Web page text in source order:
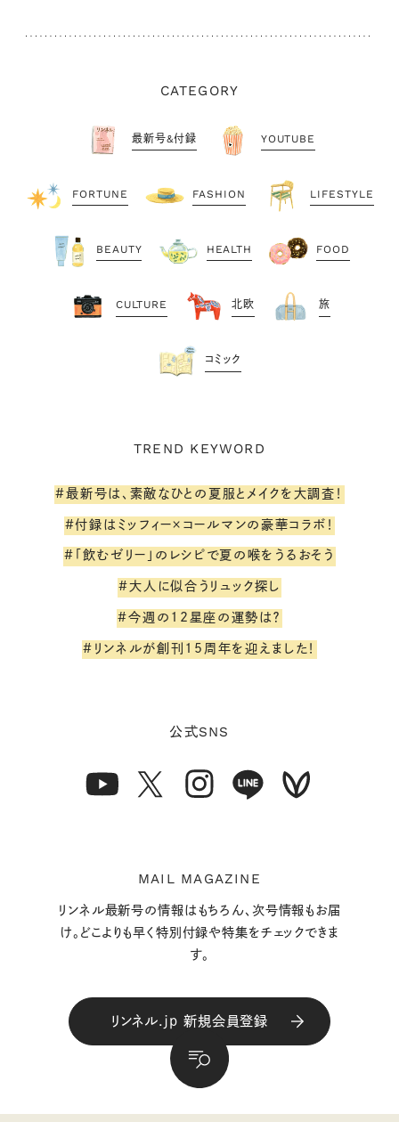
CATEGORY
最新号&付録 YOUTUBE
FORTUNE FASHION LIFESTYLE
BEAUTY HEALTH FOOD
CULTURE 北欧 旅
コミック
TREND KEYWORD
#最新号は、素敵なひとの夏服とメイクを大調査！
#付録はミッフィー×コールマンの豪華コラボ！
#「飲むゼリー」のレシピで夏の喉をうるおそう
#大人に似合うリュック探し
#今週の12星座の運勢は？
#リンネルが創刊15周年を迎えました！
公式SNS
MAIL MAGAZINE
リンネル最新号の情報はもちろん、次号情報もお届
け。どこよりも早く特別付録や特集をチェックできま
す。
リンネル.jp 新規会員登録